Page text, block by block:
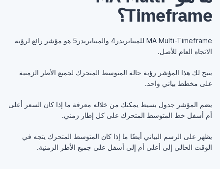
Timeframe؟
MA Multi-Timeframe للميتاتريدر4 والميتاتريدر5 هو مؤشر رائع لرؤية
الاتجاه العام للأصل.
يتيح لك هذا المؤشر رؤية حالة المتوسط المتحرك لجميع الأطر الزمنية
على مخطط بياني واحد.
يضم المؤشر جدول بسيط يمكنك من خلاله معرفة ما إذا كان السعر أعلى
أم أسفل خط المتوسط المتحرك على كل إطار زمني.
يظهر على الرسم البياني أيضًا ما إذا كان المتوسط المتحرك يتجه في
الوقت الحالي إلى أعلى أم إلى أسفل على جميع الأطر الزمنية.